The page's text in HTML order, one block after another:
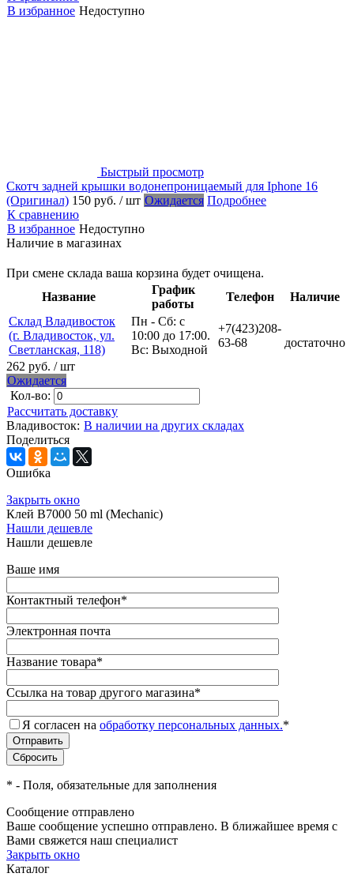
В избранное Недоступно
Быстрый просмотр
Скотч задней крышки водонепроницаемый для Iphone 16
(Оригинал) 150 руб. / шт Ожидается Подробнее
К сравнению
В избранное Недоступно
Наличие в магазинах
При смене склада ваша корзина будет очищена.
Название
График
работы
Телефон
Наличие
Склад Владивосток
(г. Владивосток, ул.
Светланская, 118)
Пн - Сб: с
10:00 до 17:00.
Вс: Выходной
+7(423)208-
63-68
достаточно
262 руб. / шт
Ожидается
Кол-во:
Рассчитать доставку
Владивосток: В наличии на других складах
Поделиться
Ошибка
Закрыть окно
Клей B7000 50 ml (Mechanic)
Нашли дешевле
Нашли дешевле
Ваше имя
Контактный телефон*
Электронная почта
Название товара*
Ссылка на товар другого магазина*
Я согласен на обработку персональных данных.*
* - Поля, обязательные для заполнения
Сообщение отправлено
Ваше сообщение успешно отправлено. В ближайшее время с
Вами свяжется наш специалист
Закрыть окно
Каталог